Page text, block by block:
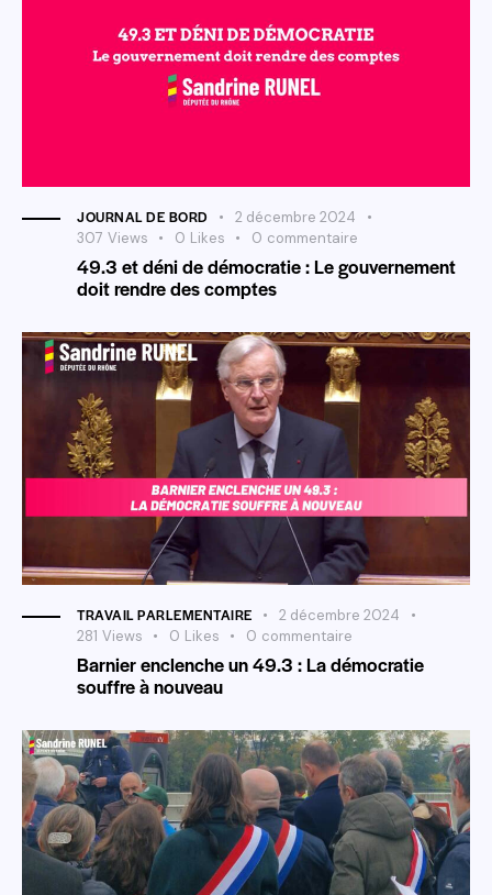
JOURNAL DE BORD
2 décembre 2024
307 Views 0 Likes 0 commentaire
49.3 et déni de démocratie : Le gouvernement
doit rendre des comptes
TRAVAIL PARLEMENTAIRE
2 décembre 2024
281 Views 0 Likes 0 commentaire
Barnier enclenche un 49.3 : La démocratie
souffre à nouveau